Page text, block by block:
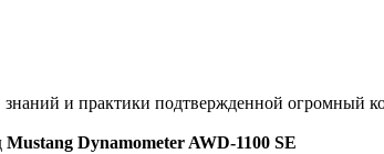
и практики подтвержденной огромный
Mustang Dynamometer AWD-1100 SE